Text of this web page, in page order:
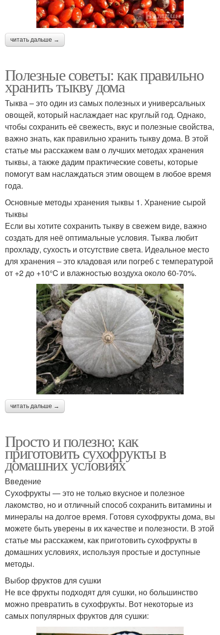
читать дальше →
Полезные советы: как правильно
хранить тыкву дома
Тыква – это один из самых полезных и универсальных
овощей, который наслаждает нас круглый год. Однако,
чтобы сохранить её свежесть, вкус и полезные свойства,
важно знать, как правильно хранить тыкву дома. В этой
статье мы расскажем вам о лучших методах хранения
тыквы, а также дадим практические советы, которые
помогут вам наслаждаться этим овощем в любое время
года.
Основные методы хранения тыквы 1. Хранение сырой
тыквы
Если вы хотите сохранить тыкву в свежем виде, важно
создать для неё оптимальные условия. Тыква любит
прохладу, сухость и отсутствие света. Идеальное место
для хранения – это кладовая или погреб с температурой
от +2 до +10°C и влажностью воздуха около 60-70%.
читать дальше →
Просто и полезно: как
приготовить сухофрукты в
домашних условиях
Введение
Сухофрукты — это не только вкусное и полезное
лакомство, но и отличный способ сохранить витамины и
минералы на долгое время. Готовя сухофрукты дома, вы
можете быть уверены в их качестве и полезности. В этой
статье мы расскажем, как приготовить сухофрукты в
домашних условиях, используя простые и доступные
методы.
Выбор фруктов для сушки
Не все фрукты подходят для сушки, но большинство
можно превратить в сухофрукты. Вот некоторые из
самых популярных фруктов для сушки: